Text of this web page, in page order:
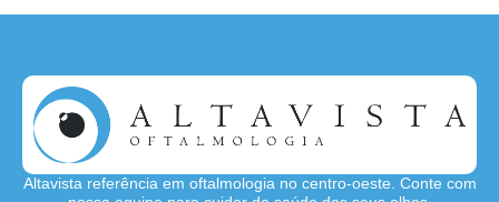
Altavista referência em oftalmologia no centro-oeste. Conte com